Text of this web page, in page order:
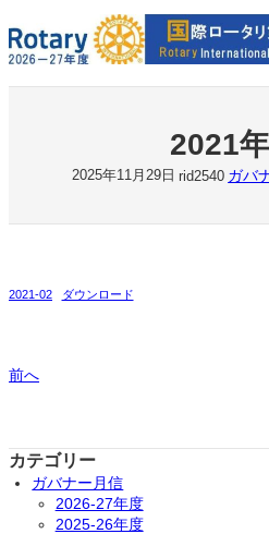
容
を
2021
2025年11月29日 rid2540 ガバ
2021-02 ダウンロード
前へ
カテゴリー
ガバナー月信
2026-27年度
2025-26年度